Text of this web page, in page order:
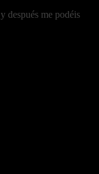
después me podéis